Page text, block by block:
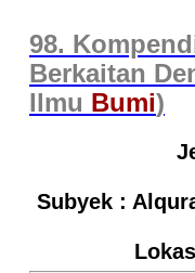
98.
Berkaitan
Ilmu Bumi)
Subyek :